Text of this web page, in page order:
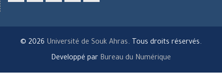
© 2026 Université de Souk Ahras. Tous droits réservés.
Developpé par Bureau du Numérique